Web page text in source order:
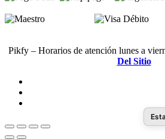
Pikfy – Horarios de atención lunes a
Del Sitio